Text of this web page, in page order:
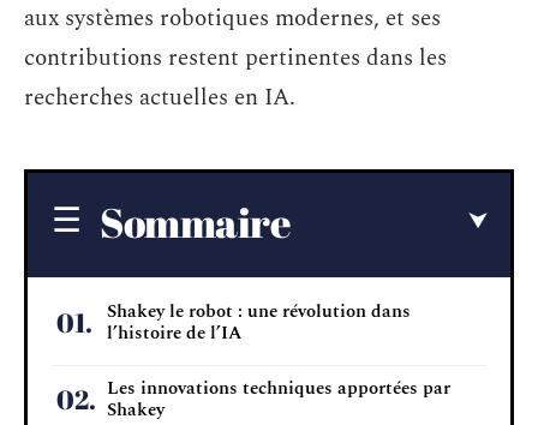
aux systèmes robotiques modernes, et ses
contributions restent pertinentes dans les
recherches actuelles en IA.
Sommaire
Shakey le robot : une révolution dans
l’histoire de l’IA
Les innovations techniques apportées par
Shakey